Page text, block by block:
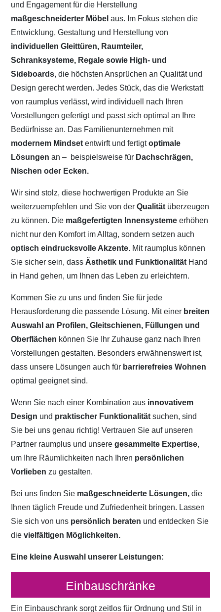
und Engagement für die Herstellung
maßgeschneiderter Möbelaus. Im Fokus stehen die
Entwicklung, Gestaltung und Herstellung von
individuellen Gleittüren, Raumteiler,
Schranksysteme, Regale sowie High- und
Sideboards, die höchsten Ansprüchen an Qualität und
Design gerecht werden. Jedes Stück, das die Werkstatt
von raumplus verlässt, wird individuell nach Ihren
Vorstellungen gefertigt und passt sich optimal an Ihre
Bedürfnisse an. Das Familienunternehmen mit
modernem Mindset entwirft und fertigtoptimale
Lösungen an – beispielsweise für Dachschrägen,
Nischen oder Ecken.
Wir sind stolz, diese hochwertigen Produkte an Sie
weiterzuempfehlen und Sie von derQualität überzeugen
zu können. Die maßgefertigten Innensystemeerhöhen
nicht nur den Komfort im Alltag, sondern setzen auch
optisch eindrucksvolle Akzente. Mit raumplus können
Sie sicher sein, dass Ästhetik und Funktionalität Hand
in Hand gehen, um Ihnen das Leben zu erleichtern.
Kommen Sie zu uns und finden Sie für jede
Herausforderung die passende Lösung. Mit einer breiten
Auswahl an Profilen, Gleitschienen, Füllungen und
Oberflächen können Sie Ihr Zuhause ganz nach Ihren
Vorstellungen gestalten. Besonders erwähnenswert ist,
dass unsere Lösungen auch für barrierefreies Wohnen
optimal geeignet sind.
Wenn Sie nach einer Kombination aus innovativem
Design und praktischer Funktionalitätsuchen, sind
Sie bei uns genau richtig! Vertrauen Sie auf unseren
Partner raumplus und unseregesammelte Expertise,
um Ihre Räumlichkeiten nach Ihren persönlichen
Vorliebenzu gestalten.
Bei uns finden Sie maßgeschneiderte Lösungen, die
Ihnen täglich Freude und Zufriedenheit bringen. Lassen
Sie sich von uns persönlich beraten und entdecken Sie
dievielfältigen Möglichkeiten.
Eine kleine Auswahl unserer Leistungen:
Einbauschränke
Ein Einbauschrank sorgt zeitlos für Ordnung und Stil in